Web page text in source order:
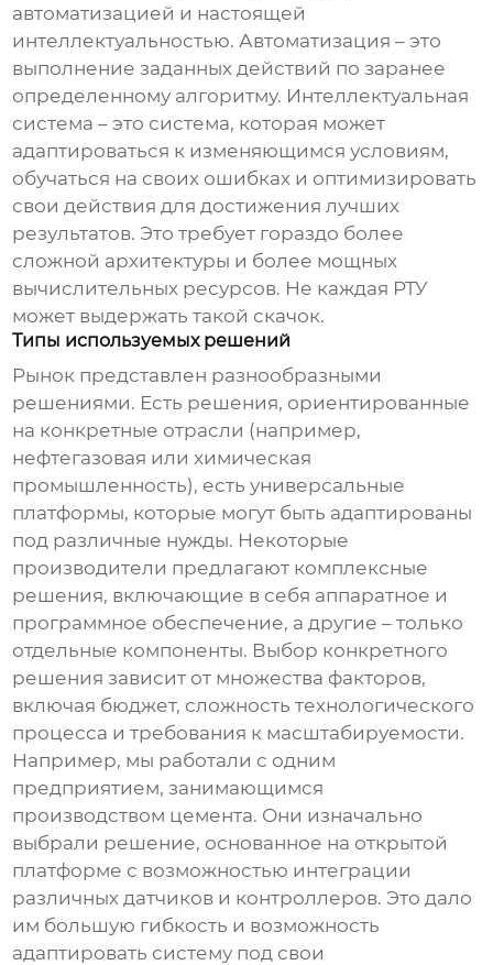
автоматизацией и настоящей
интеллектуальностью. Автоматизация – это
выполнение заданных действий по заранее
определенному алгоритму. Интеллектуальная
система – это система, которая может
адаптироваться к изменяющимся условиям,
обучаться на своих ошибках и оптимизировать
свои действия для достижения лучших
результатов. Это требует гораздо более
сложной архитектуры и более мощных
вычислительных ресурсов. Не каждая РТУ
может выдержать такой скачок.
Типы используемых решений
Рынок представлен разнообразными
решениями. Есть решения, ориентированные
на конкретные отрасли (например,
нефтегазовая или химическая
промышленность), есть универсальные
платформы, которые могут быть адаптированы
под различные нужды. Некоторые
производители предлагают комплексные
решения, включающие в себя аппаратное и
программное обеспечение, а другие – только
отдельные компоненты. Выбор конкретного
решения зависит от множества факторов,
включая бюджет, сложность технологического
процесса и требования к масштабируемости.
Например, мы работали с одним
предприятием, занимающимся
производством цемента. Они изначально
выбрали решение, основанное на открытой
платформе с возможностью интеграции
различных датчиков и контроллеров. Это дало
им большую гибкость и возможность
адаптировать систему под свои